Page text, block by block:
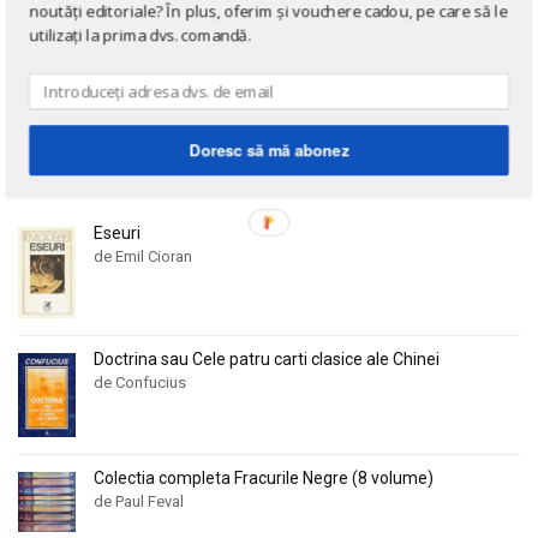
Alan Watts
Albert Camus
Albert Ogien
Alberto Bevilacqua
Alberto Martini
Alberto Moravia
Album de arta
Alcifron
Aldous Huxley
Aleksa Celebonovic
Aleksander Wojciechowscki
Alan Watts
Albert Camus
Albert Ogien
Alberto Bevilacqua
Alberto Martini
Alberto Moravia
Album de arta
Alcifron
Aldous Huxley
Aleksa Celebonovic
Aleksander Wojciechowscki
Cărți în limba germană
Cărți gratuite!
NOUTĂȚI
Eseuri
de Emil Cioran
Doctrina sau Cele patru carti clasice ale Chinei
de Confucius
Colectia completa Fracurile Negre (8 volume)
de Paul Feval
noutăți editoriale? În plus, oferim și vouchere cadou, pe care să le
utilizați la prima dvs. comandă.
Doresc să mă abonez